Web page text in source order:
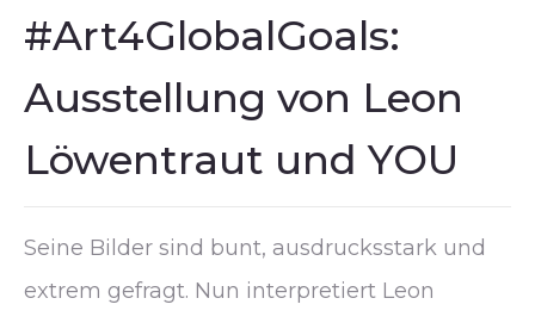
#Art4GlobalGoals:
Ausstellung von Leon
Löwentraut und YOU
Seine Bilder sind bunt, ausdrucksstark und
extrem gefragt. Nun interpretiert Leon